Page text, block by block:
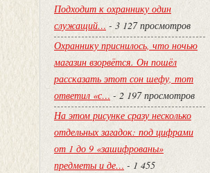
Подходит к охраннику один
служащий… - 3 127 просмотров
Охраннику приснилось, что ночью
магазин взорвётся. Он пошёл
рассказать этот сон шефу, тот
ответил «с… - 2 197 просмотров
На этом рисунке сразу несколько
отдельных загадок: под цифрами
от 1 до 9 «зашифрованы»
предметы и де… - 1 455